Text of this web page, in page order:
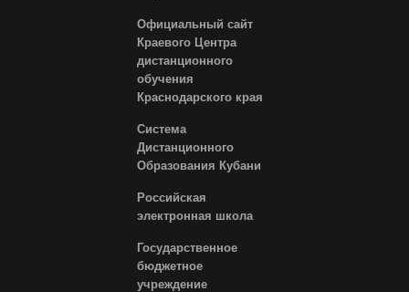
Официальный сайт
Краевого Центра
дистанционного
обучения
Краснодарского края
Система
Дистанционного
Образования Кубани
Российская
электронная школа
Государственное
бюджетное
учреждение